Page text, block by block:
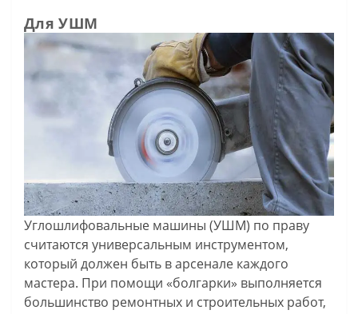
Для УШМ
Углошлифовальные машины (УШМ) по праву
считаются универсальным инструментом,
который должен быть в арсенале каждого
мастера. При помощи «болгарки» выполняется
большинство ремонтных и строительных работ,